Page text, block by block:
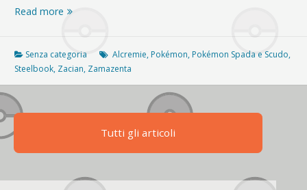
Read more Pokémon
e
Pokémon
Scudo
sono
al
Senza categoria Alcremie, Pokémon, Pokémon Spada e Scudo,
Steelbook, Zacian, Zamazenta
Tutti gli articoli